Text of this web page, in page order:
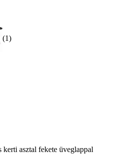
(1)
asztal fekete üveglappal